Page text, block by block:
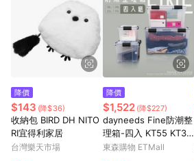
降價
$143 (降$36)
收納包 BIRD DH NITO
RI宜得利家居
台灣樂天市場
降價
$1,522 (降$227)
dayneeds Fine防潮整
理箱-四入 KT55 KT35
LT20 KT10
東森購物 ETMall